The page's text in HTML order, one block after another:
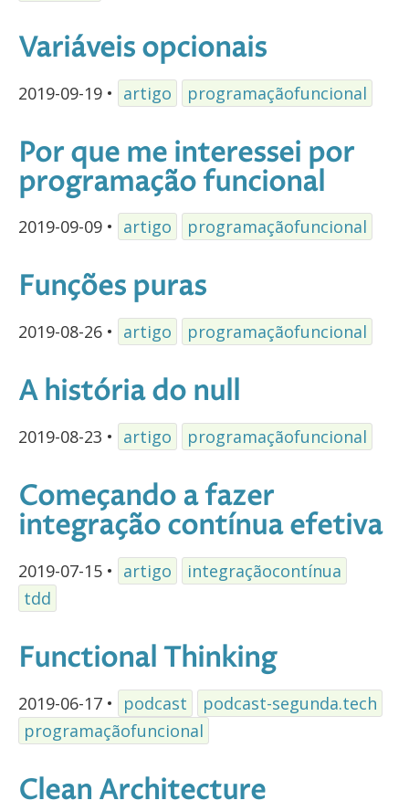
Variáveis opcionais
2019-09-19 • artigo programaçãofuncional
Por que me interessei por
programação funcional
2019-09-09 • artigo programaçãofuncional
Funções puras
2019-08-26 • artigo programaçãofuncional
A história do null
2019-08-23 • artigo programaçãofuncional
Começando a fazer
integração contínua efetiva
2019-07-15 • artigo
integraçãocontínua
tdd
Functional Thinking
2019-06-17 • podcast
podcast-segunda.tech
programaçãofuncional
Clean Architecture